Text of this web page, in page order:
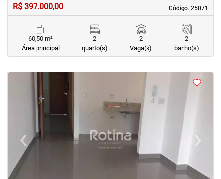
Código. 25071
Código. 25071
R$ 397.000,00
60,50 m²
Área principal
2
quarto(s)
2
Vaga(s)
2
banho(s)
‹
Previous ›Next